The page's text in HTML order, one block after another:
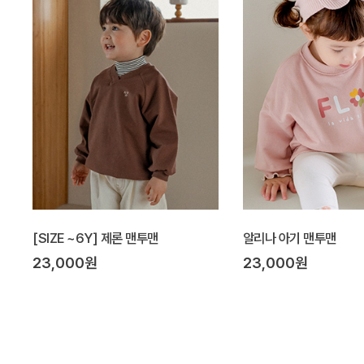
[SIZE ~6Y] 제론 맨투맨
23,000원
알리나 아기 맨투맨
23,000원